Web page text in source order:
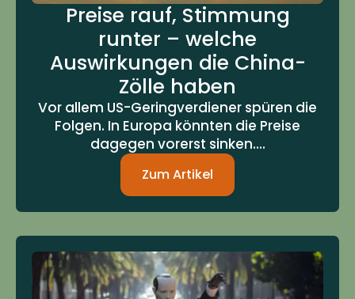
Preise rauf, Stimmung
runter – welche
Auswirkungen die China-
Zölle haben
Vor allem US-Geringverdiener spüren die
Folgen. In Europa könnten die Preise
dagegen vorerst sinken....
Zum Artikel